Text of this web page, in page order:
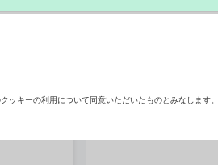
身体的拘束最
データで読み解
介護経営のデ
誠理事長 「
える『顧客目
キーの利用について同意いただいたものとみなします。